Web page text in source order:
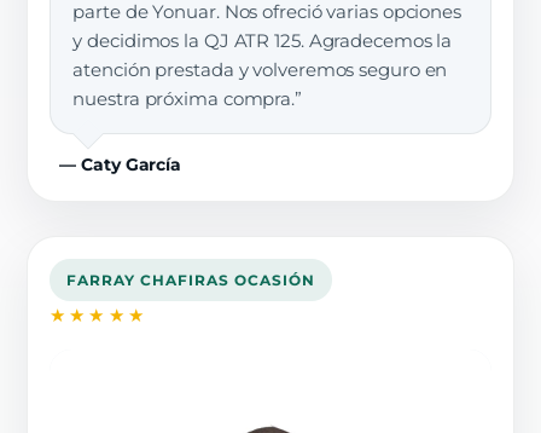
parte de Yonuar. Nos ofreció varias opciones
y decidimos la QJ ATR 125. Agradecemos la
atención prestada y volveremos seguro en
nuestra próxima compra.”
— Caty García
FARRAY CHAFIRAS OCASIÓN
★★★★★